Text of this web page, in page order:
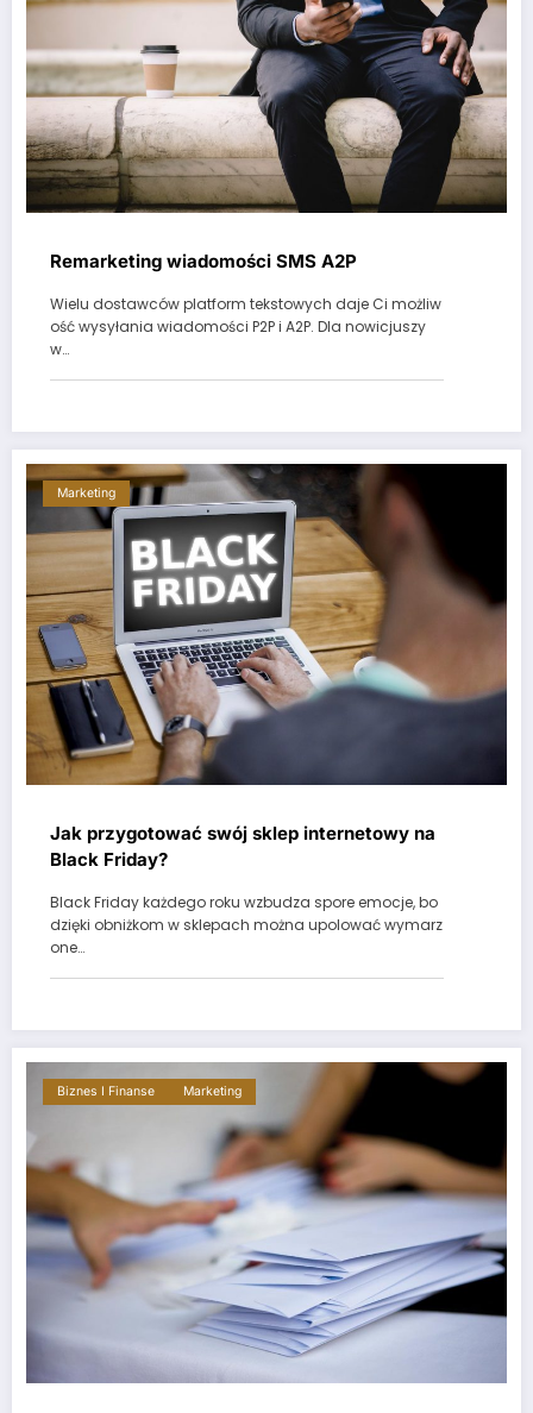
Remarketing wiadomości SMS A2P
Wielu dostawców platform tekstowych daje Ci możliw
ość wysyłania wiadomości P2P i A2P. Dla nowicjuszy
w…
Marketing
Jak przygotować swój sklep internetowy na
Black Friday?
Black Friday każdego roku wzbudza spore emocje, bo
dzięki obniżkom w sklepach można upolować wymarz
one…
Biznes I Finanse Marketing